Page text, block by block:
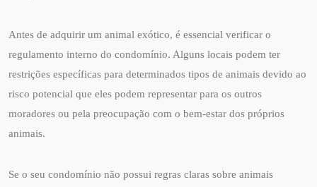
Antes de adquirir um animal exótico, é essencial verificar o
regulamento interno do condomínio. Alguns locais podem ter
restrições específicas para determinados tipos de animais devido ao
risco potencial que eles podem representar para os outros
moradores ou pela preocupação com o bem-estar dos próprios
animais.
Se o seu condomínio não possui regras claras sobre animais